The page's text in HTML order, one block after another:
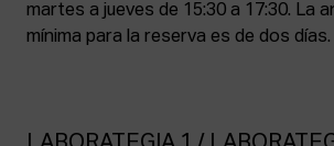
martes a jueves de 15:30 a 17:30. La
mínima para la reserva es de dos días.